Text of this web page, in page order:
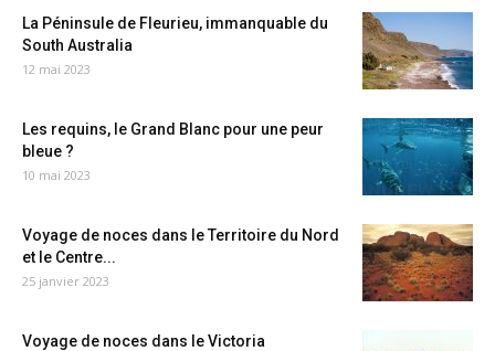
La Péninsule de Fleurieu, immanquable du
South Australia
12 mai 2023
Les requins, le Grand Blanc pour une peur
bleue ?
10 mai 2023
Voyage de noces dans le Territoire du Nord
et le Centre...
25 janvier 2023
Voyage de noces dans le Victoria